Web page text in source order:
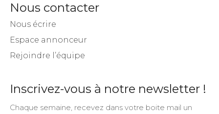
Nous contacter
Nous écrire
Espace annonceur
Rejoindre l’équipe
Inscrivez-vous à notre newsletter !
Chaque semaine, recevez dans votre boite mail un